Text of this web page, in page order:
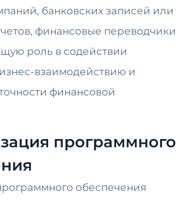
банковских записей или
финансовые переводчики
роль в содействии
взаимодействию и
финансовой
программного
обеспечения